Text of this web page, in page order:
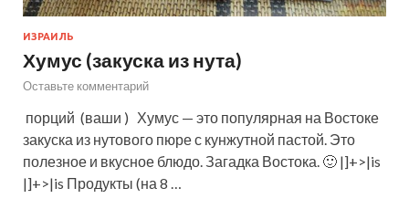
ИЗРАИЛЬ
Хумус (закуска из нута)
Оставьте комментарий
порций (ваши ) Хумус — это популярная на Востоке
закуска из нутового пюре с кунжутной пастой. Это
полезное и вкусное блюдо. Загадка Востока. 🙂 |]+>|is
|]+>|is Продукты (на 8 …